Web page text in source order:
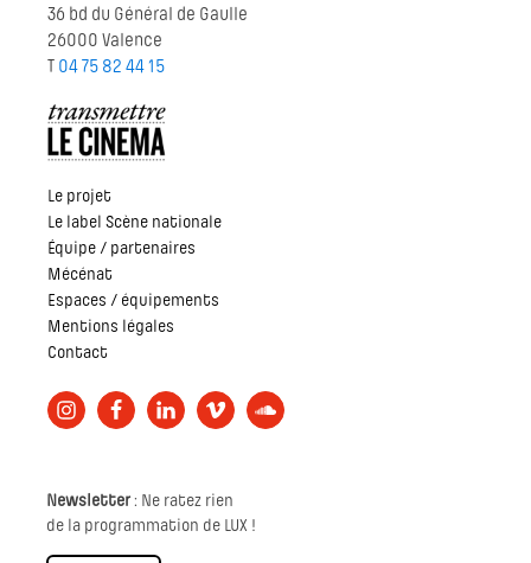
36 bd du Général de Gaulle
26000 Valence
T 04 75 82 44 15
Le projet
Le label Scène nationale
Équipe / partenaires
Mécénat
Espaces / équipements
Mentions légales
Contact
Newsletter: Ne ratez rien
de la programmation de LUX !